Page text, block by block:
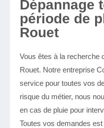
Dépannage
période de
Rouet
Vous êtes à la recherche
Rouet. Notre entreprise
service pour toutes vos
risque du métier, nous
en cas de pluie pour
Toutes vos demandes